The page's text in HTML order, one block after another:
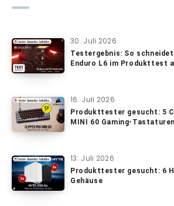
30. Juli 2026
Testergebnis: So schneidet
Enduro L6 im Produkttest
16. Juli 2026
Produkttester gesucht: 5
MINI 60 Gaming-Tastaturen
13. Juli 2026
Produkttester gesucht: 6
Gehäuse